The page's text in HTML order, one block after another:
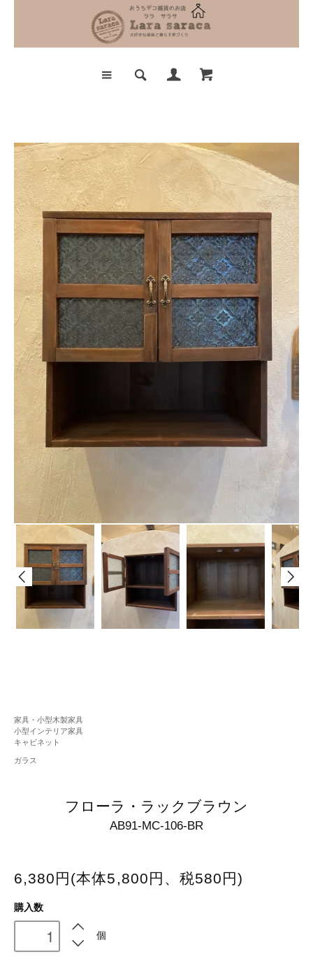
家具・小型木製家具
小型インテリア家具
キャビネット
ガラス
フローラ・ラックブラウン
AB91-MC-106-BR
6,380円(本体5,800円、税580円)
購入数
個